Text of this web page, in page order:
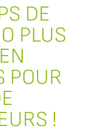
DE
PLUS
POUR
!